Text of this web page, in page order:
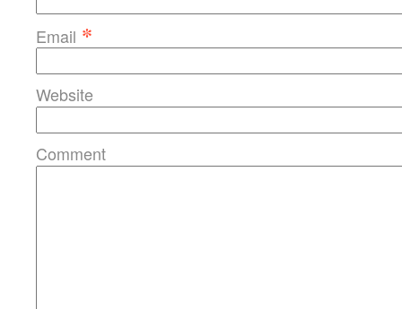
Email *
Website
Comment